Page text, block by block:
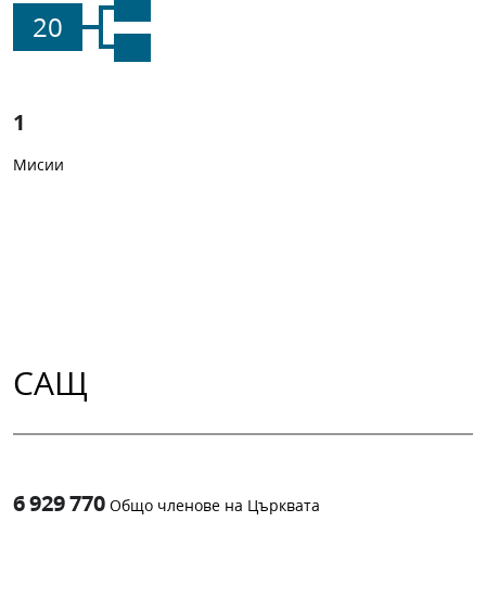
20
1
Мисии
САЩ
6 929 770 Общо членове на Църквата